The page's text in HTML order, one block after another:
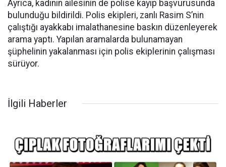
Ayrıca, kadının ailesinin de polise kayıp başvurusunda
bulunduğu bildirildi. Polis ekipleri, zanlı Rasim S’nin
çalıştığı ayakkabı imalathanesine baskın düzenleyerek
arama yaptı. Yapılan aramalarda bulunamayan
şüphelinin yakalanması için polis ekiplerinin çalışması
sürüyor.
İlgili Haberler